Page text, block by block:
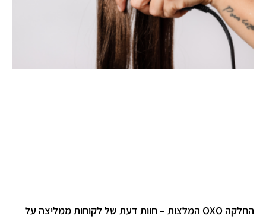
החלקה OXO המלצות – חוות דעת של לקוחות ממליצה על